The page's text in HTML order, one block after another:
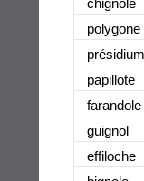
polygone
présidium
papillote
farandole
guignol
effiloche